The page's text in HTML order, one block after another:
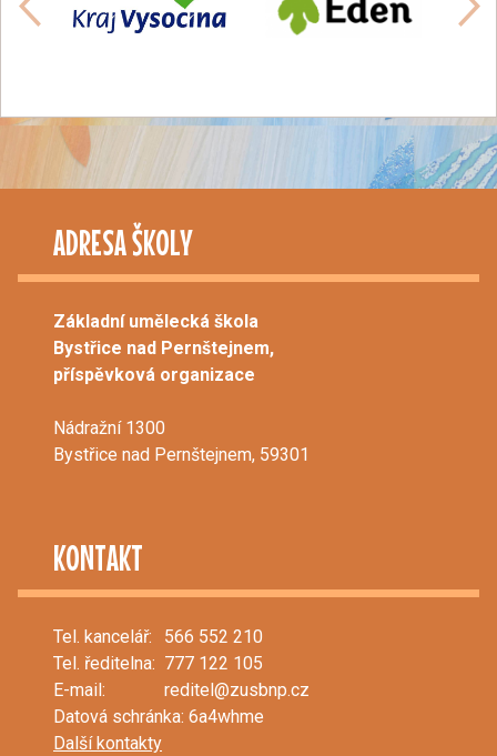
ADRESA ŠKOLY
Základní umělecká škola
Bystřice nad Pernštejnem,
příspěvková organizace
Nádražní 1300
Bystřice nad Pernštejnem, 59301
KONTAKT
Tel. kancelář:
566 552 210
Tel. ředitelna: 777 122 105
E-mail:
reditel@zusbnp.cz
Datová schránka: 6a4whme
Další kontakty